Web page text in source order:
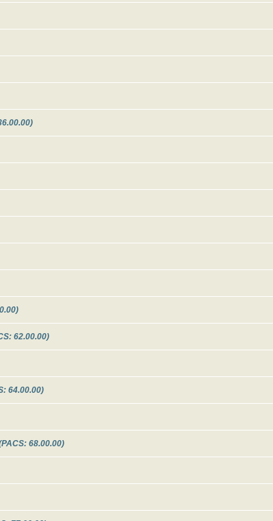
62.00.00)
64.00.00)
68.00.00)